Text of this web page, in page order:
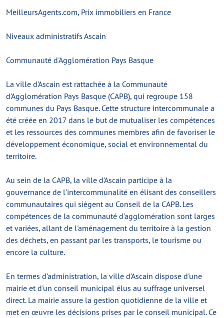
MeilleursAgents.com, Prix immobiliers en France
Niveaux administratifs Ascain
Communauté d'Agglomération Pays Basque
La ville d'Ascain est rattachée à la Communauté
d'Agglomération Pays Basque (CAPB), qui regroupe 158
communes du Pays Basque. Cette structure intercommunale a
été créée en 2017 dans le but de mutualiser les compétences
et les ressources des communes membres afin de favoriser le
développement économique, social et environnemental du
territoire.
Au sein de la CAPB, la ville d'Ascain participe à la
gouvernance de l'intercommunalité en élisant des conseillers
communautaires qui siègent au Conseil de la CAPB. Les
compétences de la communauté d'agglomération sont larges
et variées, allant de l'aménagement du territoire à la gestion
des déchets, en passant par les transports, le tourisme ou
encore la culture.
En termes d'administration, la ville d'Ascain dispose d'une
mairie et d'un conseil municipal élus au suffrage universel
direct. La mairie assure la gestion quotidienne de la ville et
met en œuvre les décisions prises par le conseil municipal. Ce